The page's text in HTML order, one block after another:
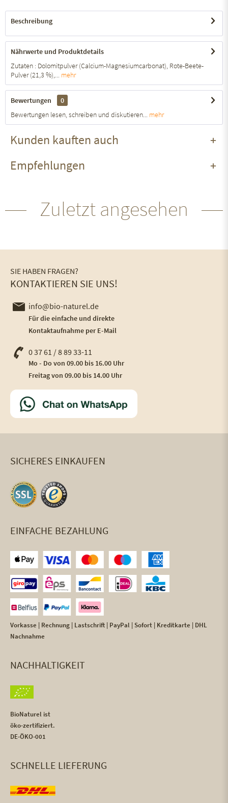
Beschreibung
Nährwerte und Produktdetails
Zutaten : Dolomitpulver (Calcium-Magnesiumcarbonat), Rote-Beete-
Pulver (21,3 %),... mehr
Bewertungen
0
Bewertungen lesen, schreiben und diskutieren... mehr
Kunden kauften auch
Empfehlungen
Zuletzt angesehen
SIE HABEN FRAGEN?
KONTAKTIEREN SIE UNS!
info@bio-naturel.de
Für die einfache und direkte
Kontaktaufnahme per E-Mail
0 37 61 / 8 89 33-11
Mo - Do von 09.00 bis 16.00 Uhr
Freitag von 09.00 bis 14.00 Uhr
SICHERES EINKAUFEN
EINFACHE BEZAHLUNG
Vorkasse | Rechnung | Lastschrift | PayPal | Sofort | Kreditkarte | DHL
Nachnahme
NACHHALTIGKEIT
BioNaturel ist
öko-zertifiziert.
DE-ÖKO-001
SCHNELLE LIEFERUNG